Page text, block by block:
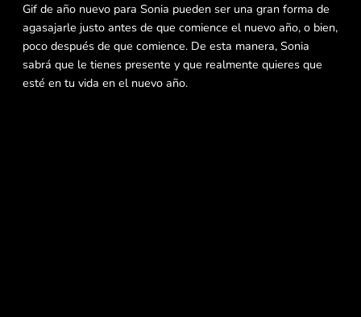
Gif de año nuevo para Sonia pueden ser una gran forma de
agasajarle justo antes de que comience el nuevo año, o bien,
poco después de que comience. De esta manera, Sonia
sabrá que le tienes presente y que realmente quieres que
esté en tu vida en el nuevo año.